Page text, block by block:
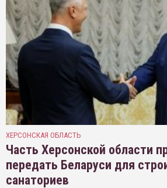
ХЕРСОНСКАЯ ОБЛАСТЬ
Часть Херсонской области
передать Беларуси для
санаториев